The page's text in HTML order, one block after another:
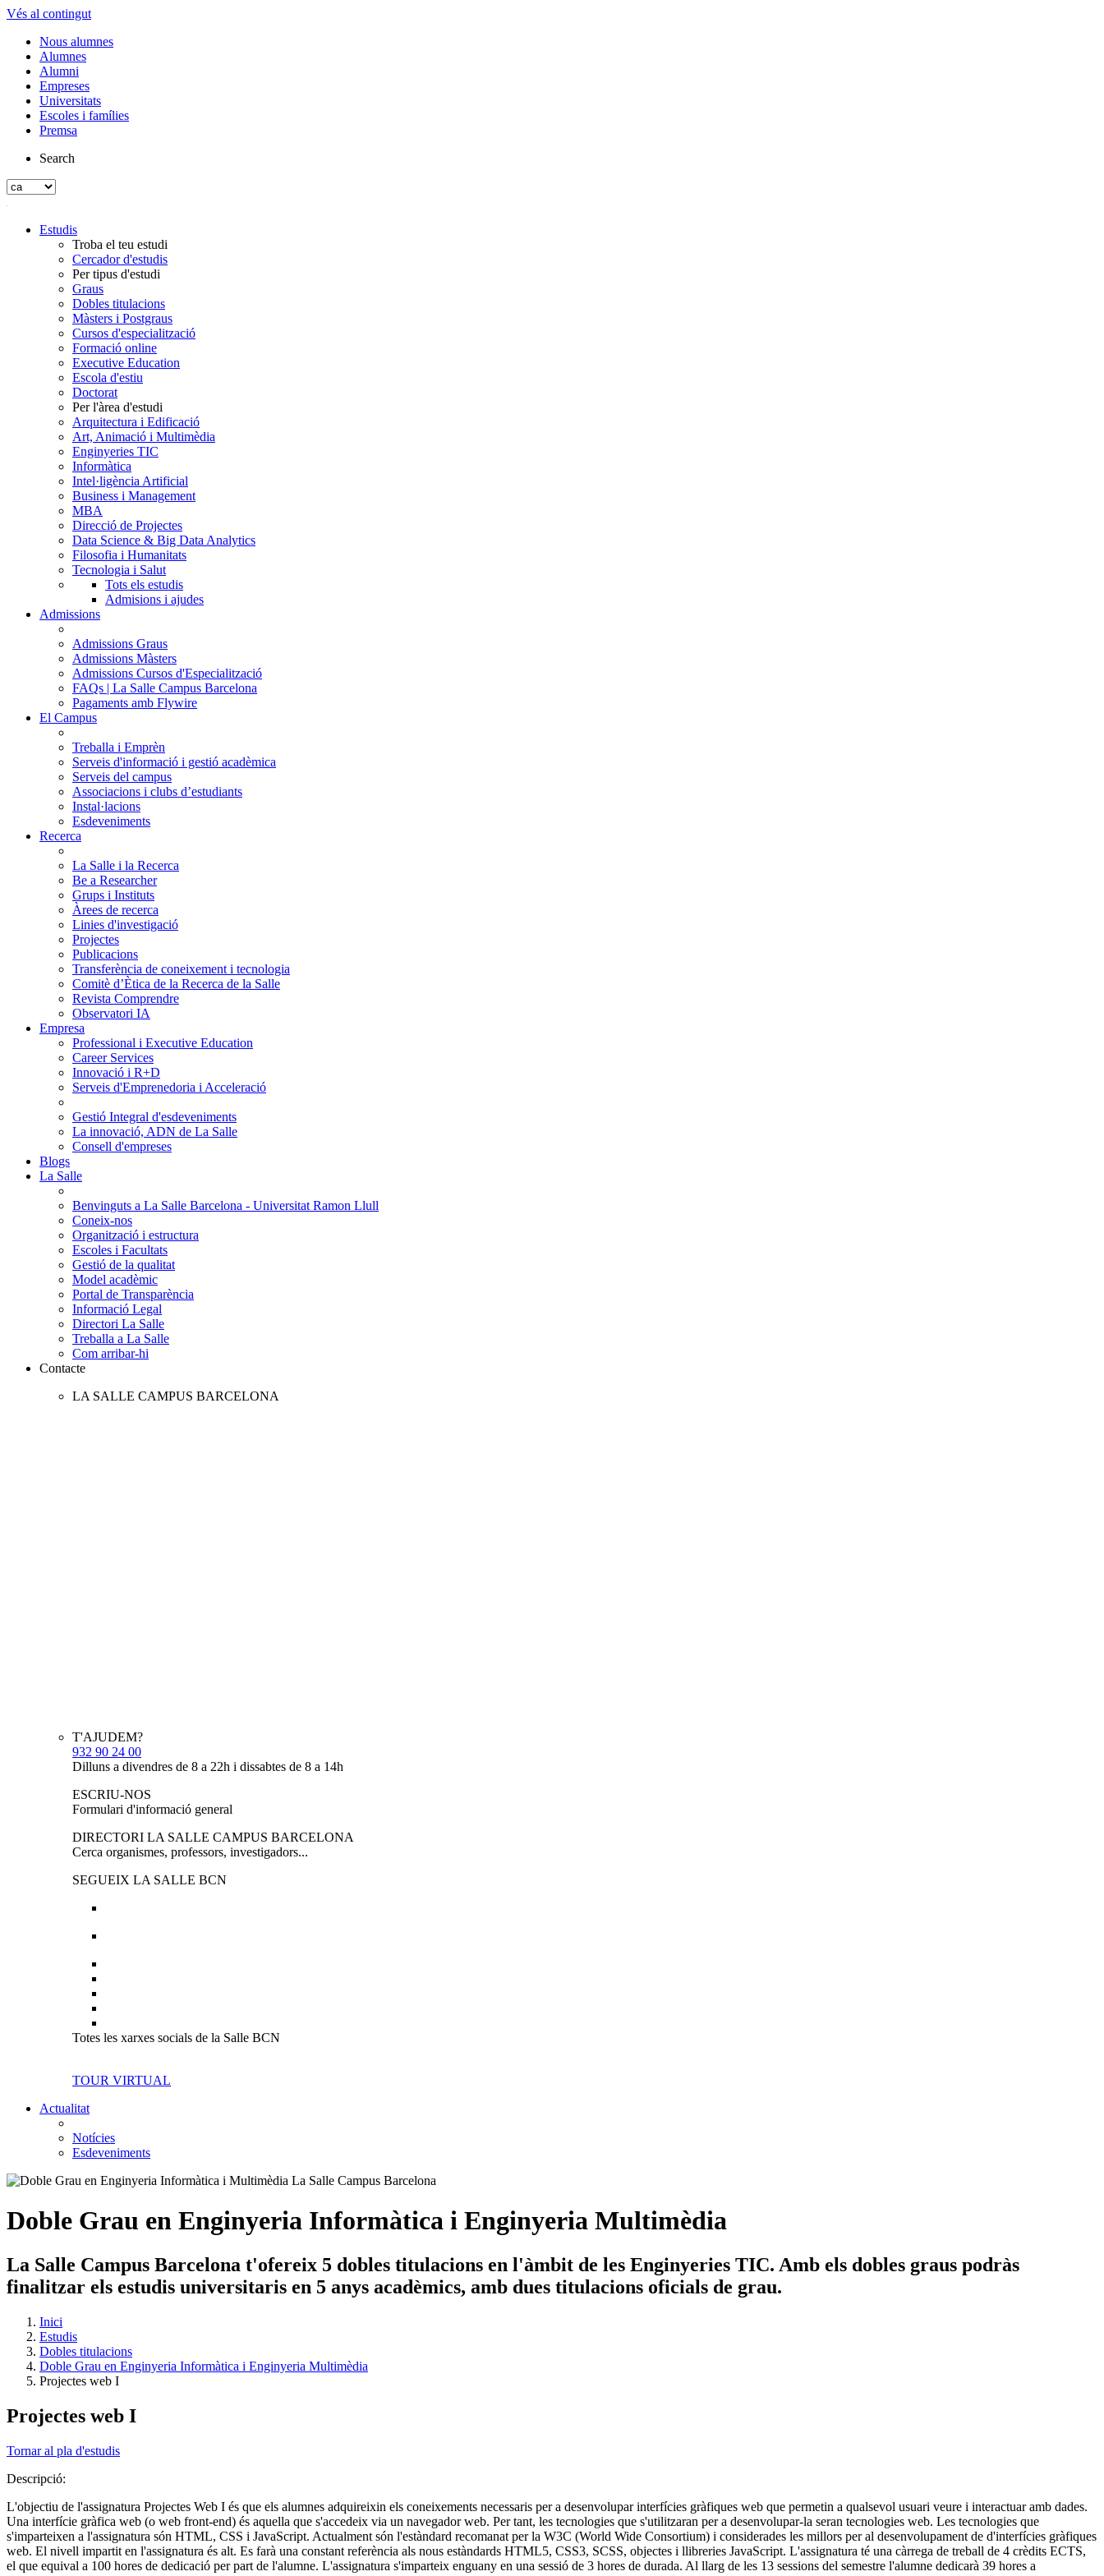
Vés al contingut
Nous alumnes
Alumnes
Alumni
Empreses
Universitats
Escoles i famílies
Premsa
Search
Estudis
Troba el teu estudi
Cercador d'estudis
Per tipus d'estudi
Graus
Dobles titulacions
Màsters i Postgraus
Cursos d'especialització
Formació online
Executive Education
Escola d'estiu
Doctorat
Per l'àrea d'estudi
Arquitectura i Edificació
Art, Animació i Multimèdia
Enginyeries TIC
Informàtica
Intel·ligència Artificial
Business i Management
MBA
Direcció de Projectes
Data Science & Big Data Analytics
Filosofia i Humanitats
Tecnologia i Salut
Tots els estudis
Admisions i ajudes
Admissions
Admissions Graus
Admissions Màsters
Admissions Cursos d'Especialització
FAQs | La Salle Campus Barcelona
Pagaments amb Flywire
El Campus
Treballa i Emprèn
Serveis d'informació i gestió acadèmica
Serveis del campus
Associacions i clubs d’estudiants
Instal·lacions
Esdeveniments
Recerca
La Salle i la Recerca
Be a Researcher
Grups i Instituts
Àrees de recerca
Linies d'investigació
Projectes
Publicacions
Transferència de coneixement i tecnologia
Comitè d’Ètica de la Recerca de la Salle
Revista Comprendre
Observatori IA
Empresa
Professional i Executive Education
Career Services
Innovació i R+D
Serveis d'Emprenedoria i Acceleració
Gestió Integral d'esdeveniments
La innovació, ADN de La Salle
Consell d'empreses
Blogs
La Salle
Benvinguts a La Salle Barcelona - Universitat Ramon Llull
Coneix-nos
Organització i estructura
Escoles i Facultats
Gestió de la qualitat
Model acadèmic
Portal de Transparència
Informació Legal
Directori La Salle
Treballa a La Salle
Com arribar-hi
Contacte
LA SALLE CAMPUS BARCELONA
T'AJUDEM?
932 90 24 00
Dilluns a divendres de 8 a 22h i dissabtes de 8 a 14h
ESCRIU-NOS
Formulari d'informació general
DIRECTORI LA SALLE CAMPUS BARCELONA
Cerca organismes, professors, investigadors...
SEGUEIX LA SALLE BCN
Totes les xarxes socials de la Salle BCN
TOUR VIRTUAL
Actualitat
Notícies
Esdeveniments
Doble Grau en Enginyeria Informàtica i Enginyeria Multimèdia
La Salle Campus Barcelona t'ofereix 5 dobles titulacions en l'àmbit de les Enginyeries TIC. Amb els dobles graus podràs
finalitzar els estudis universitaris en 5 anys acadèmics, amb dues titulacions oficials de grau.
Inici
Estudis
Dobles titulacions
Doble Grau en Enginyeria Informàtica i Enginyeria Multimèdia
Projectes web I
Projectes web I
Tornar al pla d'estudis
Descripció:
L'objectiu de l'assignatura Projectes Web I és que els alumnes adquireixin els coneixements necessaris per a desenvolupar interfícies gràfiques web que permetin a qualsevol usuari veure i interactuar amb dades.
Una interfície gràfica web (o web front-end) és aquella que s'accedeix via un navegador web. Per tant, les tecnologies que s'utilitzaran per a desenvolupar-la seran tecnologies web. Les tecnologies que
s'imparteixen a l'assignatura són HTML, CSS i JavaScript. Actualment són l'estàndard recomanat per la W3C (World Wide Consortium) i considerades les millors per al desenvolupament de d'interfícies gràfiques
web. El nivell impartit en l'assignatura és alt. Es farà una constant referència als nous estàndards HTML5, CSS3, SCSS, objectes i llibreries JavaScript. L'assignatura té una càrrega de treball de 4 crèdits ECTS,
el que equival a 100 hores de dedicació per part de l'alumne. L'assignatura s'imparteix enguany en una sessió de 3 hores de durada. Al llarg de les 13 sessions del semestre l'alumne dedicarà 39 hores a